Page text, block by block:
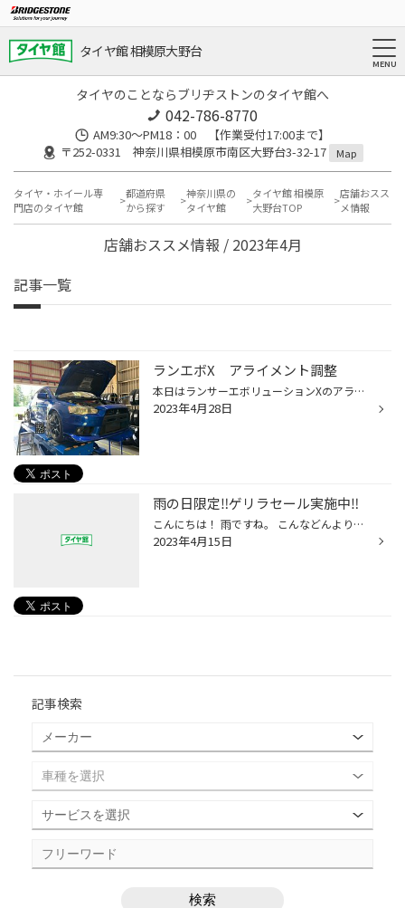
タイヤ館 相模原大野台
タイヤのことならブリヂストンのタイヤ館へ
042-786-8770
AM9:30～PM18：00 【作業受付17:00まで】
〒252-0331 神奈川県相模原市南区大野台3-32-17
Map
タイヤ・ホイール専
門店のタイヤ館
都道府県
から探す
神奈川県の
タイヤ館
タイヤ館 相模原
大野台TOP
店舗おスス
メ情報
店舗おススメ情報 / 2023年4月
記事一覧
ランエボX アライメント調整
本日はランサーエボリューションXのアライメント調整を実施しました。 車高調にて車高が下がっていてフロントタイヤが内べりするということです。 測定してみると フロントのキャンバーは正常の範囲内ですが、トーがアウトになっています。 リアはキャンバーがかなり寝ているのでこれも内べりの原因...
2023年4月28日
雨の日限定‼ゲリラセール実施中‼
こんにちは！ 雨ですね。 こんなどんよりした日にフロントガラスの撥水加工ですっきりしませんか？ 雨の日限定‼フロントワイパー２本＆ガラス撥水セットで 3,300円！！ 国産車・ワイパー在庫あれば即対応します‼ お気軽にお問い合わせください。
2023年4月15日
記事検索